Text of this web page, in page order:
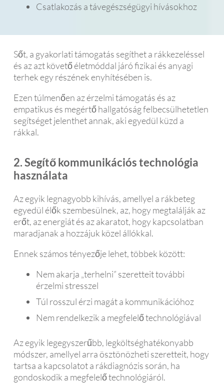
Csatlakozás a távegészségügyi hívásokhoz
Sőt, a gyakorlati támogatás segíthet a rákkezeléssel
és az azt követő életmóddal járó fizikai és anyagi
terhek egy részének enyhítésében is.
Ezen túlmenően az érzelmi támogatás és az
empatikus és megértő hallgatóság felbecsülhetetlen
segítséget jelenthet annak, aki egyedül küzd a
rákkal.
2. Segítő kommunikációs technológia
használata
Az egyik legnagyobb kihívás, amellyel a rákbeteg
egyedül élők szembesülnek, az, hogy megtalálják az
erőt, az energiát és az akaratot, hogy kapcsolatban
maradjanak a hozzájuk közel állókkal.
Ennek számos tényezője lehet, többek között:
Nem akarja „terhelni” szeretteit további
érzelmi stresszel
Túl rosszul érzi magát a kommunikációhoz
Nem rendelkezik a megfelelő technológiával
Az egyik legegyszerűbb, legköltséghatékonyabb
módszer, amellyel arra ösztönözheti szeretteit, hogy
tartsa a kapcsolatot a rákdiagnózis során, ha
gondoskodik a megfelelő technológiáról.